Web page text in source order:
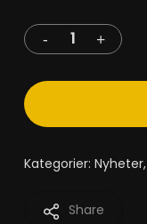
Kategorier: Nyheter,
Share